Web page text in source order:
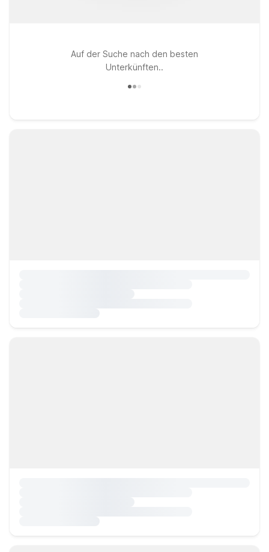
Auf der Suche nach den besten
Unterkünften..